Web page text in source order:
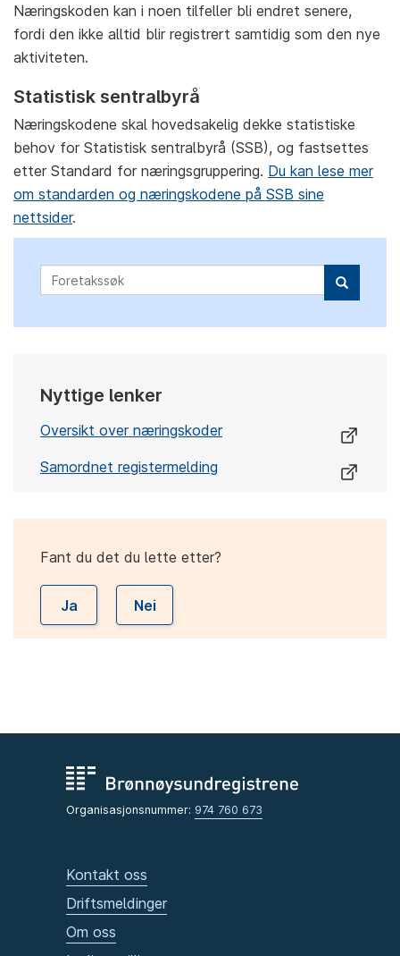
Næringskoden kan i noen tilfeller bli endret senere,
fordi den ikke alltid blir registrert samtidig som den nye
aktiviteten.
Statistisk sentralbyrå
Næringskodene skal hovedsakelig dekke statistiske
behov for Statistisk sentralbyrå (SSB), og fastsettes
etter Standard for næringsgruppering. Du kan lese mer
om standarden og næringskodene på SSB sine
nettsider.
Foretakssøk
Nyttige lenker
Oversikt over næringskoder
Samordnet registermelding
Fant du det du lette etter?
Ja Nei
Organisasjonsnummer: 974 760 673
Kontakt oss
Driftsmeldinger
Om oss